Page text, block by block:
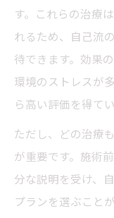
す。これらの治療
れるため、自己流
待できます。効果
環境のストレスが
ら高い評価を得てい
ただし、どの治療
が重要です。施術
分な説明を受け、
プランを選ぶこと